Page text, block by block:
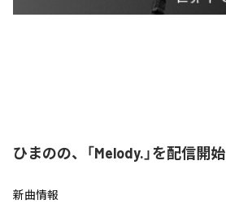
ひまのの、「Melody.」を配信開始
新曲情報